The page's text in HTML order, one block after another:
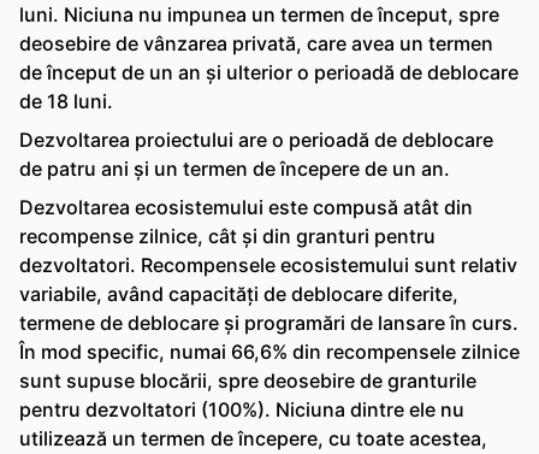
luni. Niciuna nu impunea un termen de început, spre
deosebire de vânzarea privată, care avea un termen
de început de un an și ulterior o perioadă de deblocare
de 18 luni.
Dezvoltarea proiectului are o perioadă de deblocare
de patru ani și un termen de începere de un an.
Dezvoltarea ecosistemului este compusă atât din
recompense zilnice, cât și din granturi pentru
dezvoltatori. Recompensele ecosistemului sunt relativ
variabile, având capacități de deblocare diferite,
termene de deblocare și programări de lansare în curs.
În mod specific, numai 66,6% din recompensele zilnice
sunt supuse blocării, spre deosebire de granturile
pentru dezvoltatori (100%). Niciuna dintre ele nu
utilizează un termen de începere, cu toate acestea,